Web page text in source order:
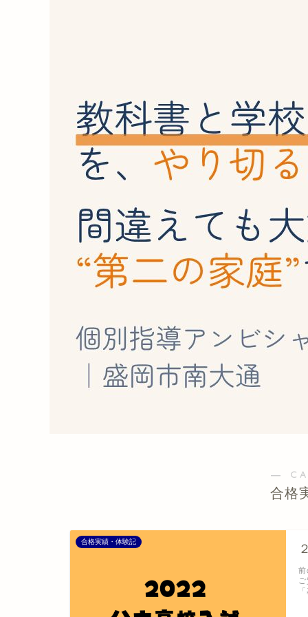
―
合格
合格実績・体験記
前